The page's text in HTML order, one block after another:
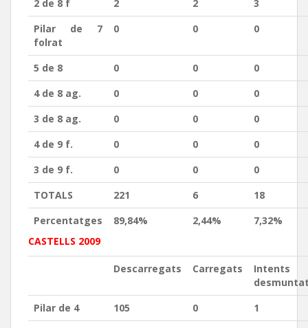
2 de 8 f
2 2
3
Pilar de 7
folrat
0 0 0
5 de 8 0 0
0
4 de 8 ag.
0 0
0
3 de 8 ag.
0 0
0
4 de 9 f.
0 0
0
3 de 9 f.
0 0
0
TOTALS
221 6
18
Percentatges
89,84% 2,44%
7,32%
CASTELLS 2009
Descarregats Carregats
Intents
Pilar de 4
105 0
1